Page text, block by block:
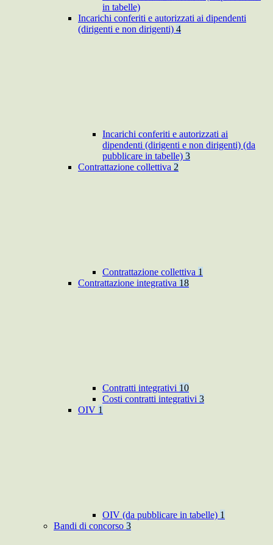
in tabelle)
Incarichi conferiti e autorizzati ai dipendenti
(dirigenti e non dirigenti) 4
Incarichi conferiti e autorizzati ai
dipendenti (dirigenti e non dirigenti) (da
pubblicare in tabelle) 3
Contrattazione collettiva 2
Contrattazione collettiva 1
Contrattazione integrativa 18
Contratti integrativi 10
Costi contratti integrativi 3
OIV 1
OIV (da pubblicare in tabelle) 1
Bandi di concorso 3